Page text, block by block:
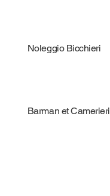
Noleggio Bicchieri
Barman et Camerieri